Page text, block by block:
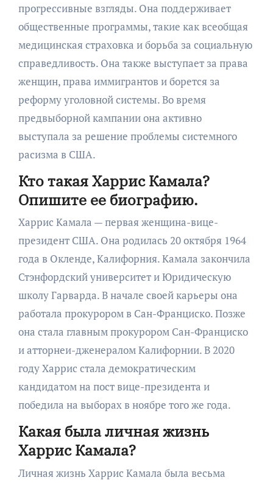
прогрессивные взгляды. Она поддерживает
общественные программы, такие как всеобщая
медицинская страховка и борьба за социальную
справедливость. Она также выступает за права
женщин, права иммигрантов и борется за
реформу уголовной системы. Во время
предвыборной кампании она активно
выступала за решение проблемы системного
расизма в США.
Кто такая Харрис Камала?
Опишите ее биографию.
Харрис Камала — первая женщина-вице-
президент США. Она родилась 20 октября 1964
года в Окленде, Калифорния. Камала закончила
Стэнфордский университет и Юридическую
школу Гарварда. В начале своей карьеры она
работала прокурором в Сан-Франциско. Позже
она стала главным прокурором Сан-Франциско
и атторнеи-дженералом Калифорнии. В 2020
году Харрис стала демократическим
кандидатом на пост вице-президента и
победила на выборах в ноябре того же года.
Какая была личная жизнь
Харрис Камала?
Личная жизнь Харрис Камала была весьма